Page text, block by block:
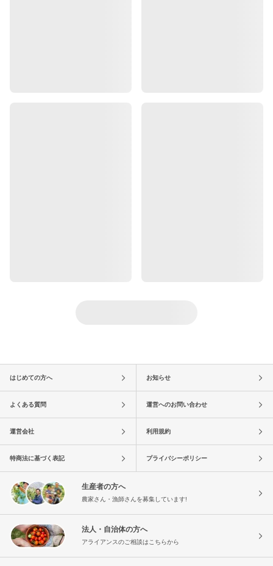
はじめての方へ お知らせ
よくある質問 運営へのお問い合わせ
運営会社 利用規約
特商法に基づく表記 プライバシーポリシー
生産者の方へ
農家さん・漁師さんを募集しています!
法人・自治体の方へ
アライアンスのご相談はこちらから